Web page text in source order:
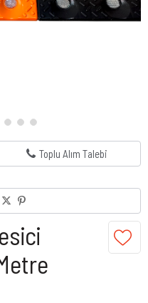
Toplu Alım Talebi